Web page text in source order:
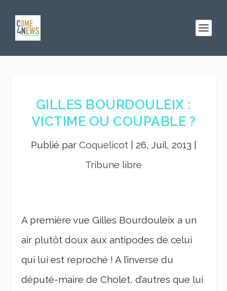
GILLES BOURDOULEIX :
VICTIME OU COUPABLE ?
Publié par Coquelicot| 26, Juil, 2013
Tribune libre
A première vue Gilles Bourdouleix a un
air plutôt doux aux antipodes de celui
qui lui est reproché ! A l’inverse du
député-maire de Cholet, d’autres que lui